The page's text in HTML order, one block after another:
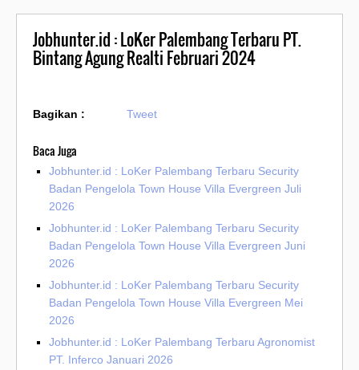
Jobhunter.id : LoKer Palembang Terbaru PT.
Bintang Agung Realti Februari 2024
Bagikan : Tweet
Baca Juga
Jobhunter.id : LoKer Palembang Terbaru Security
Badan Pengelola Town House Villa Evergreen Juli
2026
Jobhunter.id : LoKer Palembang Terbaru Security
Badan Pengelola Town House Villa Evergreen Juni
2026
Jobhunter.id : LoKer Palembang Terbaru Security
Badan Pengelola Town House Villa Evergreen Mei
2026
Jobhunter.id : LoKer Palembang Terbaru Agronomist
PT. Inferco Januari 2026